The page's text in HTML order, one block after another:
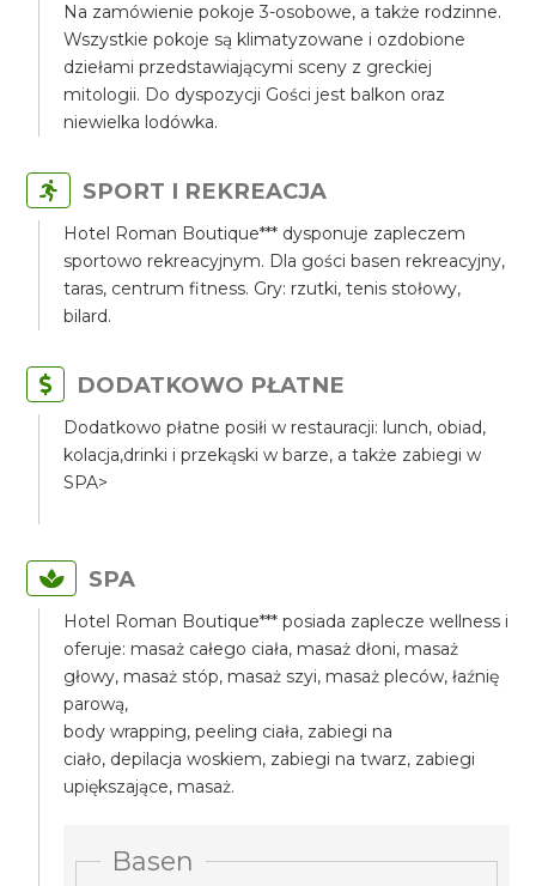
Na zamówienie pokoje 3-osobowe, a także rodzinne.
Wszystkie pokoje są klimatyzowane i ozdobione
dziełami przedstawiającymi sceny z greckiej
mitologii. Do dyspozycji Gości jest balkon oraz
niewielka lodówka.
SPORT I REKREACJA
Hotel Roman Boutique*** dysponuje zapleczem
sportowo rekreacyjnym. Dla gości basen rekreacyjny,
taras, centrum fitness. Gry: rzutki, tenis stołowy,
bilard.
DODATKOWO PŁATNE
Dodatkowo płatne posiłi w restauracji: lunch, obiad,
kolacja,drinki i przekąski w barze, a także zabiegi w
SPA>
SPA
Hotel Roman Boutique*** posiada zaplecze wellness i
oferuje: masaż całego ciała, masaż dłoni, masaż
głowy, masaż stóp, masaż szyi, masaż pleców, łaźnię
parową,
body wrapping, peeling ciała, zabiegi na
ciało, depilacja woskiem, zabiegi na twarz, zabiegi
upiększające, masaż.
Basen